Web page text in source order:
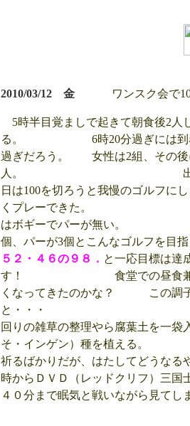
2010/03/12 金ワンスク会で100
5時半目覚ましで起きて朝食後2人
る。 6時20分過ぎには到着す
過ぎだろう。 女性は2組、その後
人。 出足でアプロー
日は100を切ろうと我慢のゴルフに
くプレーできた。 前
はボギーでパー
個、パーが3個とこんな
５２・４６の９８． と一応目標は達
す！ 食堂での昼食兼表彰式
くなってきたのかな？ この調子
と・・・ １３時過
回りの雑草の整理やら腐葉土を一袋
そ・インゲン）種を
祈るばかりだが、は
時からＤＶＤ（レッドクリフ）三国
４０分まで眠気と戦いながら見て